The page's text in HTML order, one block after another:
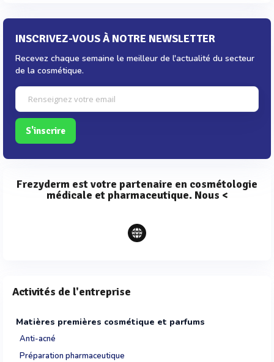
INSCRIVEZ-VOUS À NOTRE NEWSLETTER
Recevez chaque semaine le meilleur de l'actualité du secteur
de la cosmétique.
S'inscrire
Frezyderm est votre partenaire en cosmétologie
médicale et pharmaceutique. Nous <
Activités de l'entreprise
Matières premières cosmétique et parfums
Anti-acné
Préparation pharmaceutique